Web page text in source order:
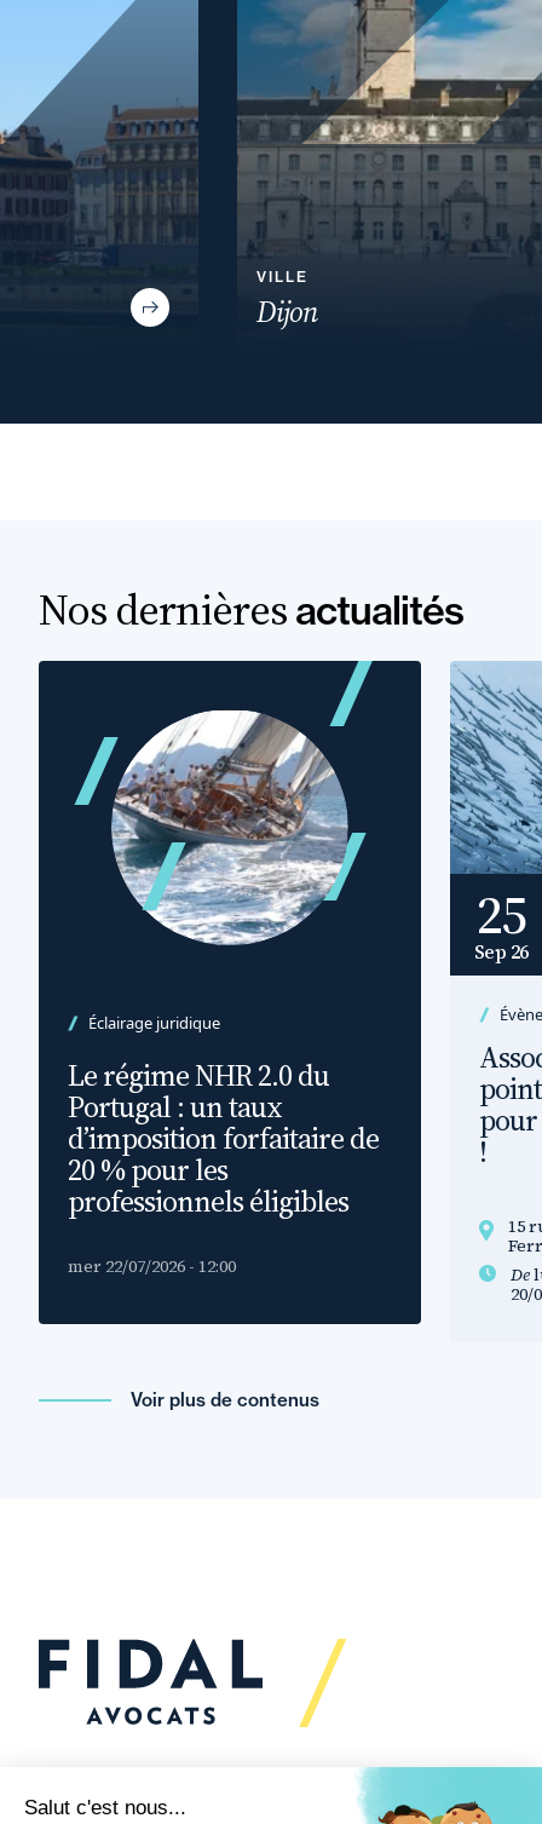
Dijon
Nos dernières actualités
Éclairage juridique
Le régime NHR 2.0 du
Portugal : un taux
d’imposition forfaitaire de
20 % pour les
professionnels éligibles
mer 22/07/2026 - 12:00
25
Sep 26
!
15
De
20/
Voir plus de contenus
Vous souhaitez échanger